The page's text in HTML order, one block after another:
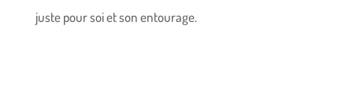
juste pour soi et son entourage.